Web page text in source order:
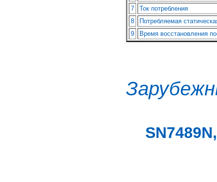
7
Ток потребления
8
Потребляемая
9
Время восстановления